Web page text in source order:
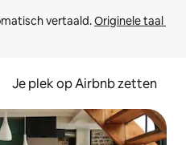
vertaald. Originele taal
Je plek op Airbnb zetten